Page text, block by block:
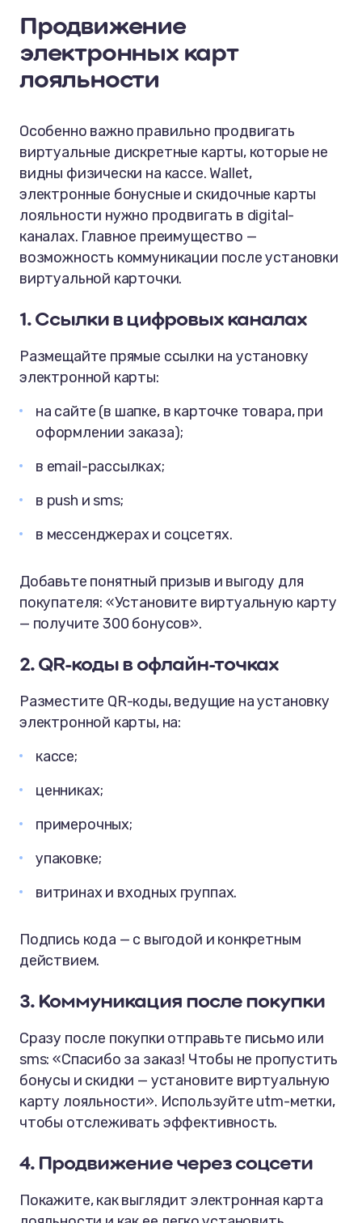
Продвижение
электронных карт
лояльности
Особенно важно правильно продвигать
виртуальные дискретные карты, которые не
видны физически на кассе. Wallet,
электронные бонусные и скидочные карты
лояльности нужно продвигать в digital-
каналах. Главное преимущество —
возможность коммуникации после установки
виртуальной карточки.
1. Ссылки в цифровых каналах
Размещайте прямые ссылки на установку
электронной карты:
на сайте (в шапке, в карточке товара, при
оформлении заказа);
в email-рассылках;
в push и sms;
в мессенджерах и соцсетях.
Добавьте понятный призыв и выгоду для
покупателя: «Установите виртуальную карту
— получите 300 бонусов».
2. QR-коды в офлайн-точках
Разместите QR-коды, ведущие на установку
электронной карты, на:
кассе;
ценниках;
примерочных;
упаковке;
витринах и входных группах.
Подпись кода — с выгодой и конкретным
действием.
3. Коммуникация после покупки
Сразу после покупки отправьте письмо или
sms: «Спасибо за заказ! Чтобы не пропустить
бонусы и скидки — установите виртуальную
карту лояльности». Используйте utm-метки,
чтобы отслеживать эффективность.
4. Продвижение через соцсети
Покажите, как выглядит электронная карта